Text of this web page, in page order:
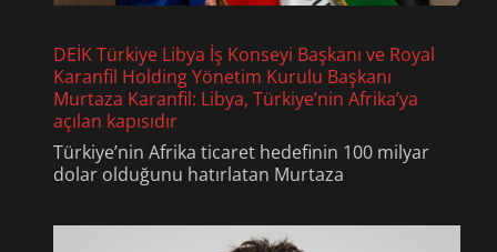
DEİK Türkiye Libya İş Konseyi Başkanı ve Royal
Karanfil Holding Yönetim Kurulu Başkanı
Murtaza Karanfil: Libya, Türkiye’nin Afrika’ya
açılan kapısıdır
Türkiye’nin Afrika ticaret hedefinin 100 milyar
dolar olduğunu hatırlatan Murtaza